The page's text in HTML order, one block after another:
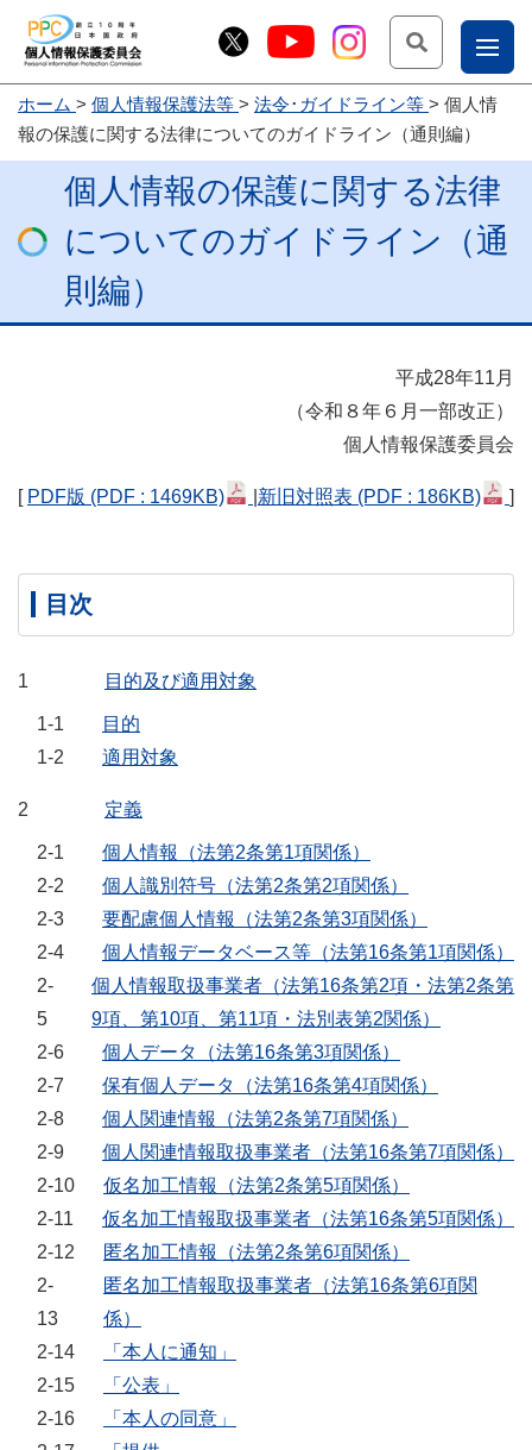
お
問
合
せ
こー
じょ
ー部
ホーム 個人情報保護法等 法令･ガイドライン等
個人情
報の保護に関する法律についてのガイドライン（通則編）
個人情報の保護に関する法律
についてのガイドライン（通
則編）
平成28年11月
（令和８年６月一部改正）
個人情報保護委員会
[ PDF版 (PDF : 1469KB) 新旧対照表 (PDF : 186KB) ]
目次
1 目的及び適用対象
1-1
目的
1-2
適用対象
2 定義
2-1
個人情報（法第2条第1項関係）
2-2
個人識別符号（法第2条第2項関係）
2-3
要配慮個人情報（法第2条第3項関係）
2-4
個人情報データベース等（法第16条第1項関係）
2-
5
個人情報取扱事業者（法第16条第2項・法第2条第
9項、第10項、第11項・法別表第2関係）
2-6
個人データ（法第16条第3項関係）
2-7
保有個人データ（法第16条第4項関係）
2-8
個人関連情報（法第2条第7項関係）
2-9
個人関連情報取扱事業者（法第16条第7項関係）
2-10
仮名加工情報（法第2条第5項関係）
2-11
仮名加工情報取扱事業者（法第16条第5項関係）
2-12
匿名加工情報（法第2条第6項関係）
2-
13
匿名加工情報取扱事業者（法第16条第6項関
係）
2-14
「本人に通知」
2-15
「公表」
2-16
「本人の同意」